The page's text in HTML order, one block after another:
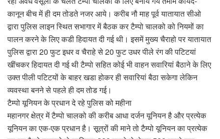
कानून बीच में ही दम तोडते नजर आये। करीब नौ माह पूर्व यातायात सीओ
द्वारा पुलिस लाइन स्थित सभागार में बैठक कर टैम्पो चालको को नियमों का
पालन करने के लिए कडी हिदायत दी गई थी। इसमें मुख्य चैराहो पर यातायात
पुलिस द्वारा 20 फुट इधर व चैराहे से 20 फुट उधर पीले रंग की पटिटयां
खींचकर हिदायत दी गई थी टैम्पो सहित कोई भी वाहन सवारियां बैठाने के लिए
उक्त पीली पटिटयों के बाहर खडा होकर ही सवारियां बैठा सकेगा लेकिन
व्यवस्था बनने से पहले ही दम तोड गई।
टैम्पो यूनियन के प्रधान दे रहे पुलिस को महीना
महानगर क्षेत्र में टैम्पो चालको की करीब आधा दर्जन यूनियन है और प्रत्येक
यूनियन का एक-एक प्रधान है। सू़त्रों की माने तो टैम्पो यूनियन का प्रत्येक